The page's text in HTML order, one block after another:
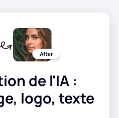
de l'IA :
logo, texte